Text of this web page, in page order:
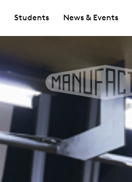
Students News & Events